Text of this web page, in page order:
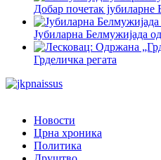
Добар почетак јубиларне
Јубиларна Белмужијада
Грделичка регата
Новости
Црна хроника
Политика